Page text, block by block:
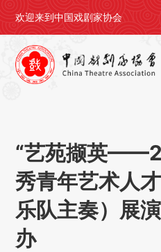
欢迎来到中国戏剧家协会
首页
剧协公告
戏剧活动
会员中心
“艺苑撷英
秀青年艺术人
乐队主奏）展
办